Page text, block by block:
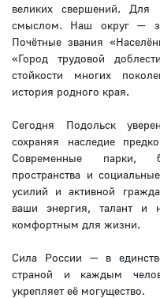
великих свершений. Для
смыслом. Наш округ —
Почётные звания
«Город трудовой
стойкости многих
история родного края.
Сегодня Подольск
сохраняя наследие
Современные парки,
пространства и
усилий и активной
ваши энергия, талант и
комфортным для жизни.
Сила России — в
страной и каждым
укрепляет её могущество.